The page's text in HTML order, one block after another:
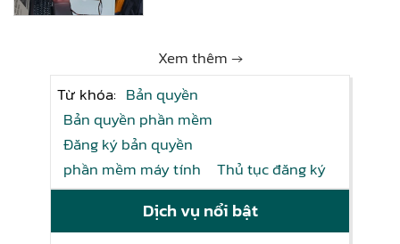
Xem thêm →
Từ khóa: Bản quyền
Bản quyền phần mềm
Đăng ký bản quyền
phần mềm máy tính
Thủ tục đăng ký
Dịch vụ nổi bật